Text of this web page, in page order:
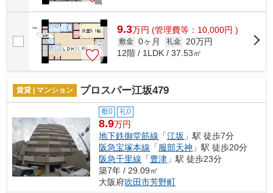
9.3万円 (管理費等：10,000円 )
敷金 0ヶ月 礼金 20万円
12階 / 1LDK / 37.53㎡
賃貸 | マンション プロスパー江坂479
敷0 礼0
8.9万円
地下鉄御堂筋線 「江坂 」駅 徒歩7分
阪急宝塚本線 「服部天神 」駅 徒歩20分
阪急千里線 「豊津 」駅 徒歩23分
築7年 / 29.09㎡
大阪府吹田市芳野町